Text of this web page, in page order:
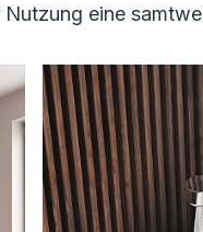
eine